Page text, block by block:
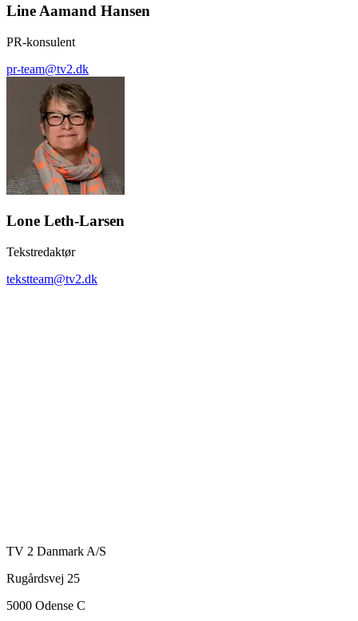
Line Aamand Hansen
PR-konsulent
pr-team@tv2.dk
Lone Leth-Larsen
Tekstredaktør
tekstteam@tv2.dk
TV 2 Danmark A/S
Rugårdsvej 25
5000 Odense C